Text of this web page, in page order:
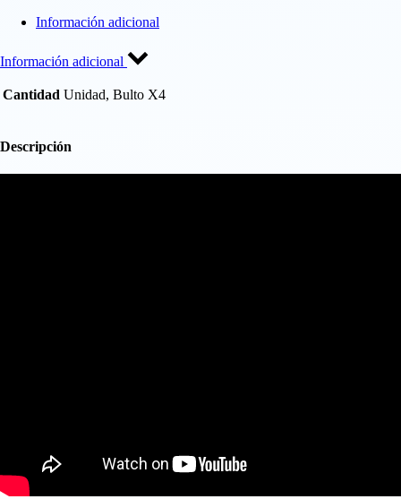
Información adicional
Información adicional
Cantidad Unidad, Bulto X4
Descripción